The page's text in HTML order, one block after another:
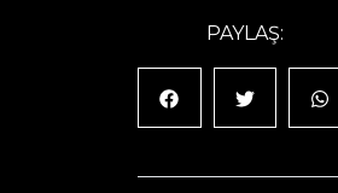
PAYLAŞ: